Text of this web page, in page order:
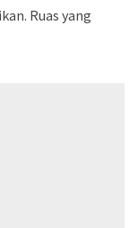
Ruas yang